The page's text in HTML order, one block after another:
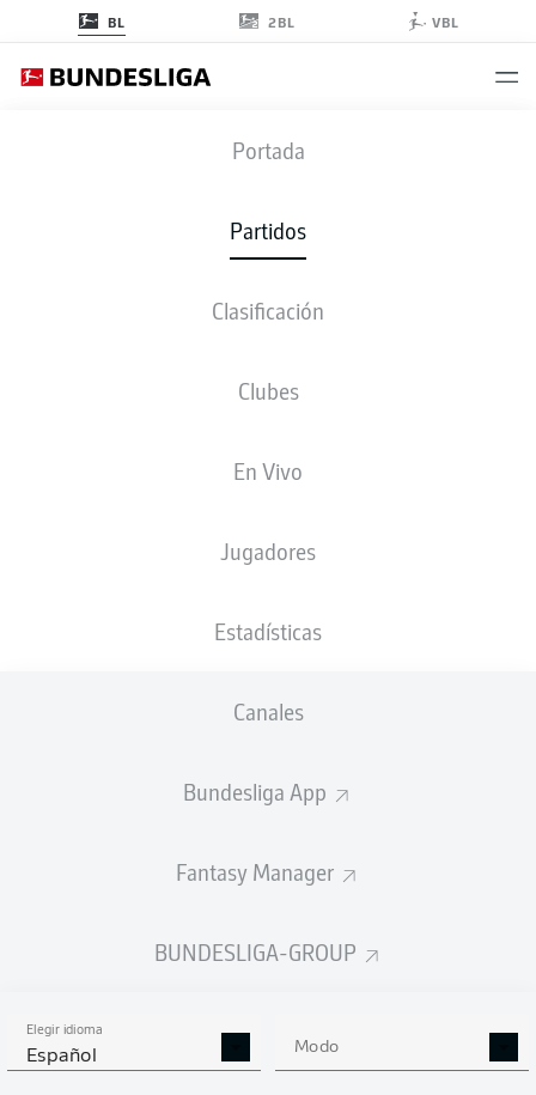
BL 2BL VBL
Portada
Partidos
Clasificación
Clubes
En Vivo
Jugadores
Estadísticas
Canales
Bundesliga App
Fantasy Manager
BUNDESLIGA-GROUP
Elegir idioma
Español Modo
BMG - WOB
4 0
ALINEACIONES ESTADÍSTICAS
(%)
496 553